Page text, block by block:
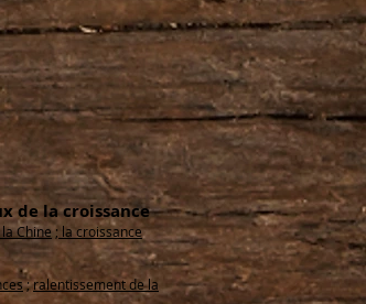
de la croissance
Chine; la croissance
;ralentissement de la